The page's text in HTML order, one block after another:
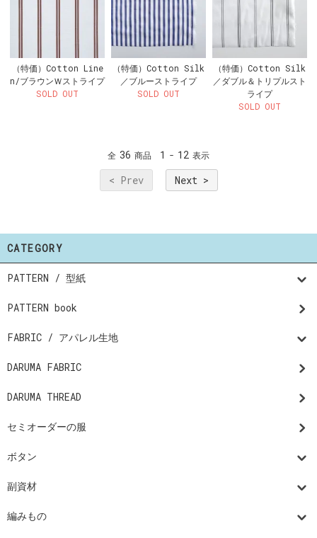
（特価）Cotton Line
n/ブラウンＷストライプ
SOLD OUT
（特価）Cotton Silk
／ブルーストライプ
SOLD OUT
（特価）Cotton Silk
／ダブル＆トリプルスト
ライプ
SOLD OUT
全 36 商品 1 - 12 表示
< Prev Next >
CATEGORY
PATTERN / 型紙
PATTERN book
FABRIC / アパレル生地
DARUMA FABRIC
DARUMA THREAD
セミオーダーの服
ボタン
副資材
編みもの